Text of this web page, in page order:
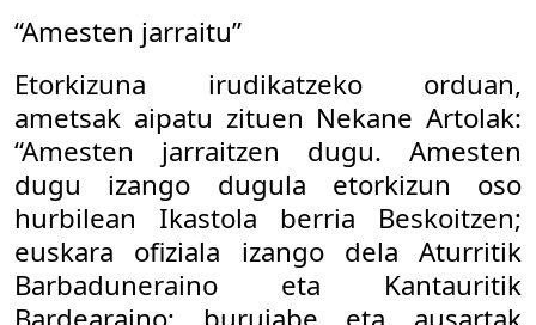
“Amesten jarraitu”
Etorkizuna irudikatzeko orduan,
ametsak aipatu zituen Nekane Artolak:
“Amesten jarraitzen dugu. Amesten
dugu izango dugula etorkizun oso
hurbilean Ikastola berria Beskoitzen;
euskara ofiziala izango dela Aturritik
Barbaduneraino eta Kantauritik